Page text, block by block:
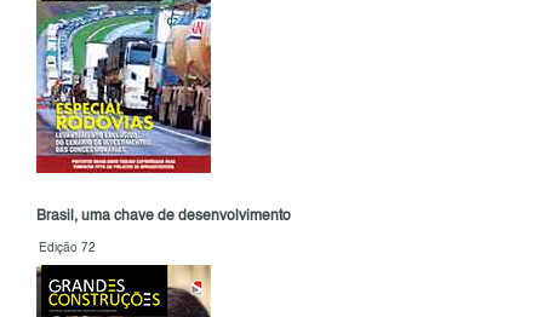
Brasil, uma chave de desenvolvimento
Edição 72